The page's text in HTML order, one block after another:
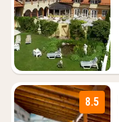
8.5